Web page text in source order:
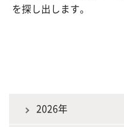
を探し出します。
2026年